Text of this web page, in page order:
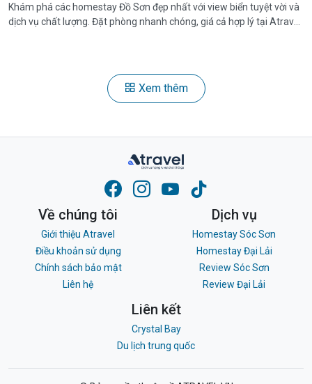
Khám phá các homestay Đồ Sơn đẹp nhất với view biển tuyệt vời và
dịch vụ chất lượng. Đặt phòng nhanh chóng, giá cả hợp lý tại Atravel
Xem thêm
Về chúng tôi
Giới thiệu Atravel
Điều khoản sử dụng
Chính sách bảo mật
Liên hệ
Dịch vụ
Homestay Sóc Sơn
Homestay Đại Lải
Review Sóc Sơn
Review Đại Lải
Liên kết
Crystal Bay
Du lịch trung quốc